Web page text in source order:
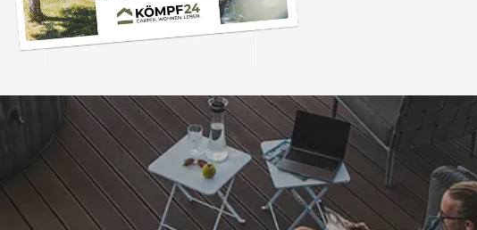
Trusted Shops
„Das Preis/Leistungsverhältnis
war gut“